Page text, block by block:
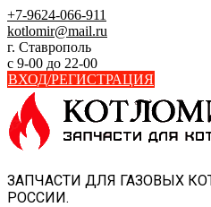
Skip
to
content
+7-9624-066-911
kotlomir@mail.ru
г. Ставрополь
с 9-00 до 22-00
ВХОД/РЕГИСТРАЦИЯ
ЗАПЧАСТИ ДЛЯ ГАЗОВЫХ
РОССИИ.